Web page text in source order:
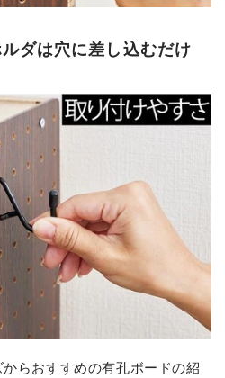
ダは穴に差し込むだけ
らおすすめの有孔ボードの紹